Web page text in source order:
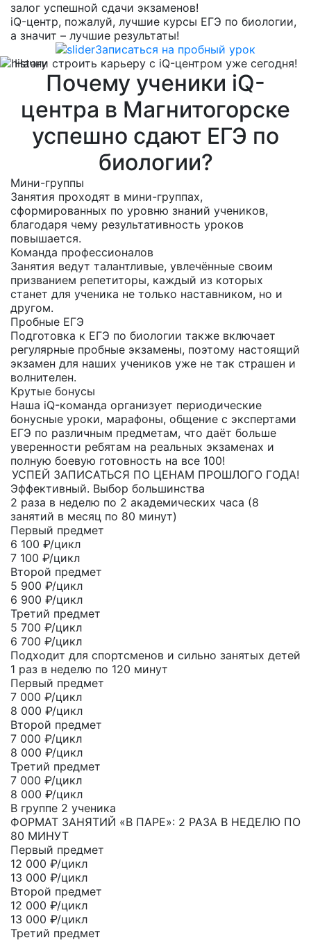
залог успешной сдачи экзаменов!
iQ-центр, пожалуй, лучшие курсы ЕГЭ по биологии,
а значит – лучшие результаты!
Записаться на пробный урок
Начни строить карьеру с iQ-центром уже сегодня!
Почему ученики iQ-
центра в Магнитогорске
успешно сдают ЕГЭ по
биологии?
Мини-группы
Занятия проходят в мини-группах,
сформированных по уровню знаний учеников,
благодаря чему результативность уроков
повышается.
Команда профессионалов
Занятия ведут талантливые, увлечённые своим
призванием репетиторы, каждый из которых
станет для ученика не только наставником, но и
другом.
Пробные ЕГЭ
Подготовка к ЕГЭ по биологии также включает
регулярные пробные экзамены, поэтому настоящий
экзамен для наших учеников уже не так страшен и
волнителен.
Крутые бонусы
Наша iQ-команда организует периодические
бонусные уроки, марафоны, общение с экспертами
ЕГЭ по различным предметам, что даёт больше
уверенности ребятам на реальных экзаменах и
полную боевую готовность на все 100!
УСПЕЙ ЗАПИСАТЬСЯ ПО ЦЕНАМ ПРОШЛОГО ГОДА!
Эффективный. Выбор большинства
2 раза в неделю по 2 академических часа (8
занятий в месяц по 80 минут)
Первый предмет
6 100 ₽/цикл
7 100 ₽/цикл
Второй предмет
5 900 ₽/цикл
6 900 ₽/цикл
Третий предмет
5 700 ₽/цикл
6 700 ₽/цикл
Подходит для спортсменов и сильно занятых детей
1 раз в неделю по 120 минут
Первый предмет
7 000 ₽/цикл
8 000 ₽/цикл
Второй предмет
7 000 ₽/цикл
8 000 ₽/цикл
Третий предмет
7 000 ₽/цикл
8 000 ₽/цикл
В группе 2 ученика
ФОРМАТ ЗАНЯТИЙ «В ПАРЕ»: 2 РАЗА В НЕДЕЛЮ ПО
80 МИНУТ
Первый предмет
12 000 ₽/цикл
13 000 ₽/цикл
Второй предмет
12 000 ₽/цикл
13 000 ₽/цикл
Третий предмет